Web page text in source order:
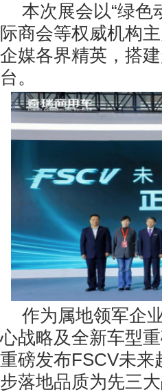
本次展会以“绿色
际商会等权威机构
企媒各界精英，搭
台。
作为属地领军企
心战略及全新车型
重磅发布FSCV未来
步落地品质为先三